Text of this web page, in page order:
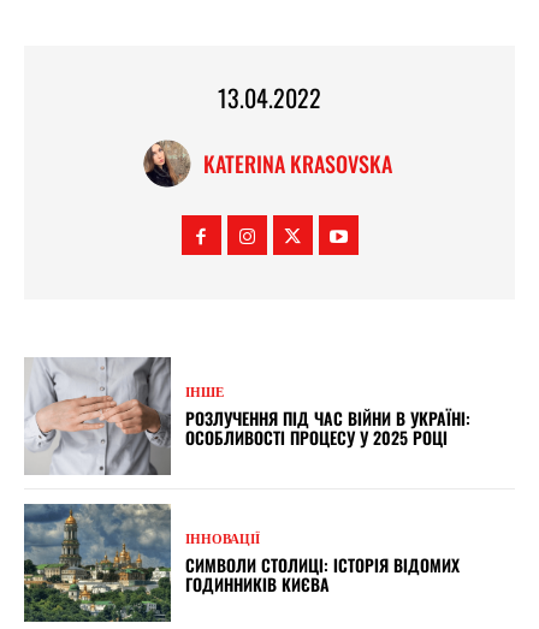
13.04.2022
KATERINA KRASOVSKA
ІНШЕ
РОЗЛУЧЕННЯ ПІД ЧАС ВІЙНИ В УКРАЇНІ:
ОСОБЛИВОСТІ ПРОЦЕСУ У 2025 РОЦІ
ІННОВАЦІЇ
СИМВОЛИ СТОЛИЦІ: ІСТОРІЯ ВІДОМИХ
ГОДИННИКІВ КИЄВА